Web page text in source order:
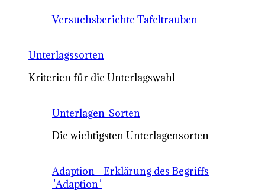
Versuchsberichte Tafeltrauben
Unterlagssorten
Kriterien für die Unterlagswahl
Unterlagen-Sorten
Die wichtigsten Unterlagensorten
Adaption - Erklärung des Begriffs
"Adaption"